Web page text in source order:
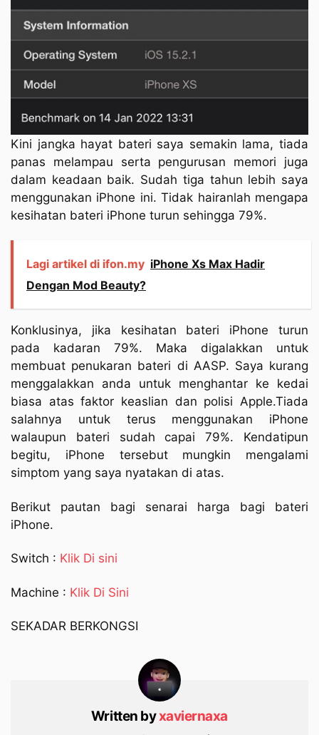
Kini jangka hayat bateri saya semakin lama, tiada
panas melampau serta pengurusan memori juga
dalam keadaan baik. Sudah tiga tahun lebih saya
menggunakan iPhone ini. Tidak hairanlah mengapa
kesihatan bateri iPhone turun sehingga 79%.
Lagi artikel di ifon.my iPhone Xs Max Hadir
Dengan Mod Beauty?
Konklusinya, jika kesihatan bateri iPhone turun
pada kadaran 79%. Maka digalakkan untuk
membuat penukaran bateri di AASP. Saya kurang
menggalakkan anda untuk menghantar ke kedai
biasa atas faktor keaslian dan polisi Apple.Tiada
salahnya untuk terus menggunakan iPhone
walaupun bateri sudah capai 79%. Kendatipun
begitu, iPhone tersebut mungkin mengalami
simptom yang saya nyatakan di atas.
Berikut pautan bagi senarai harga bagi bateri
iPhone.
Switch : Klik Di sini
Machine : Klik Di Sini
SEKADAR BERKONGSI
Written byxaviernaxa